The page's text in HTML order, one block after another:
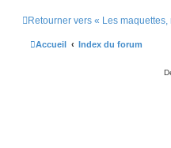
Retourner vers « Les
Accueil Index du forum